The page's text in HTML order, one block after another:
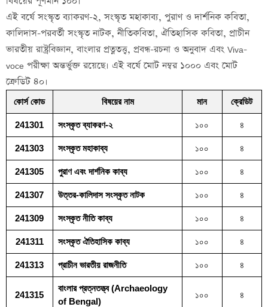
এই বর্ষে সংস্কৃত ব্যাকরণ-২, সংস্কৃত মহাকাব্য, পুরাণ ও দার্শনিক কবিতা,
কালিদাস-পরবর্তী সংস্কৃত নাটক, নীতিকবিতা, ঐতিহাসিক কবিতা, প্রাচীন
ভারতীয় রাষ্ট্রবিজ্ঞান, বাংলার প্রত্নতত্ত্ব, প্রবন্ধ-রচনা ও অনুবাদ এবং Viva-
voce পরীক্ষা অন্তর্ভুক্ত রয়েছে। এই বর্ষে মোট নম্বর ১০০০ এবং মোট
ক্রেডিট ৪০।
কোর্স কোড বিষয়ের নাম মান ক্রেডিট
241301 সংস্কৃত ব্যাকরণ-২ ১০০ ৪
241303 সংস্কৃত মহাকাব্য ১০০ ৪
241305 পুরাণ এবং দার্শনিক কাব্য ১০০ ৪
241307 উত্তর-কালিদাস সংস্কৃত নাটক ১০০ ৪
241309 সংস্কৃত নীতি কাব্য ১০০ ৪
241311 সংস্কৃত ঐতিহাসিক কাব্য ১০০ ৪
241313 প্রাচীন ভারতীয় রাজনীতি ১০০ ৪
241315
বাংলার প্রত্নতত্ত্ব (Archaeology
of Bengal)
১০০ ৪